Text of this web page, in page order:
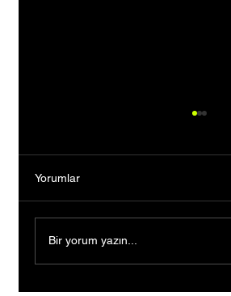
Yorumlar
Bir yorum yazın...